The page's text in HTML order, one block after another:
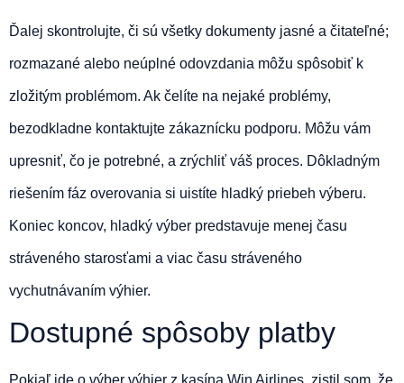
Ďalej skontrolujte, či sú všetky dokumenty jasné a čitateľné;
rozmazané alebo neúplné odovzdania môžu spôsobiť k
zložitým problémom. Ak čelíte na nejaké problémy,
bezodkladne kontaktujte zákaznícku podporu. Môžu vám
upresniť, čo je potrebné, a zrýchliť váš proces. Dôkladným
riešením fáz overovania si uistíte hladký priebeh výberu.
Koniec koncov, hladký výber predstavuje menej času
stráveného starosťami a viac času stráveného
vychutnávaním výhier.
Dostupné spôsoby platby